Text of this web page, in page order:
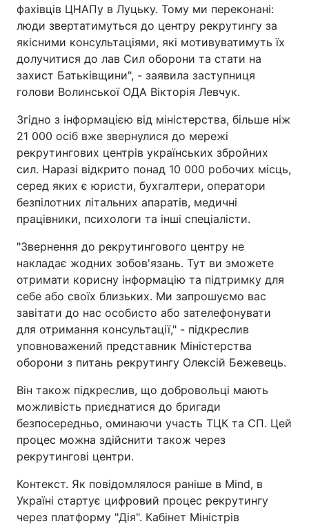
фахівців ЦНАПу в Луцьку. Тому ми переконані:
люди звертатимуться до центру рекрутингу за
якісними консультаціями, які мотивуватимуть їх
долучитися до лав Сил оборони та стати на
захист Батьківщини", - заявила заступниця
голови Волинської ОДА Вікторія Левчук.
Згідно з інформацією від міністерства, більше ніж
21 000 осіб вже звернулися до мережі
рекрутингових центрів українських збройних
сил. Наразі відкрито понад 10 000 робочих місць,
серед яких є юристи, бухгалтери, оператори
безпілотних літальних апаратів, медичні
працівники, психологи та інші спеціалісти.
"Звернення до рекрутингового центру не
накладає жодних зобов'язань. Тут ви зможете
отримати корисну інформацію та підтримку для
себе або своїх близьких. Ми запрошуємо вас
завітати до нас особисто або зателефонувати
для отримання консультації," - підкреслив
уповноважений представник Міністерства
оборони з питань рекрутингу Олексій Бежевець.
Він також підкреслив, що добровольці мають
можливість приєднатися до бригади
безпосередньо, оминаючи участь ТЦК та СП. Цей
процес можна здійснити також через
рекрутингові центри.
Контекст. Як повідомлялося раніше в Mind, в
Україні стартує цифровий процес рекрутингу
через платформу "Дія". Кабінет Міністрів